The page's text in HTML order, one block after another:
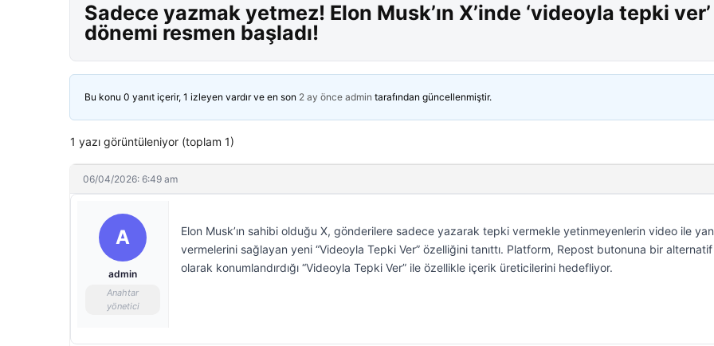
Sadece yazmak yetmez! Elon Musk’ın X’inde ‘videoyla tepki ver’
dönemi resmen başladı!
Bu konu 0 yanıt içerir, 1 izleyen vardır ve en son 2 ay önce admin tarafından güncellenmiştir.
1 yazı görüntüleniyor (toplam 1)
06/04/2026: 6:49 am
A
admin
Anahtar
yönetici
Elon Musk’ın sahibi olduğu X, gönderilere sadece yazarak tepki vermekle yetinmeyenlerin video ile
vermelerini sağlayan yeni “Videoyla Tepki Ver” özelliğini tanıttı. Platform, Repost butonuna bir alternatif
olarak konumlandırdığı “Videoyla Tepki Ver” ile özellikle içerik üreticilerini hedefliyor.